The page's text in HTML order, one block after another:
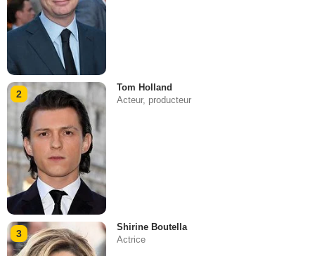
2
Tom Holland
Acteur, producteur
3
Shirine Boutella
Actrice